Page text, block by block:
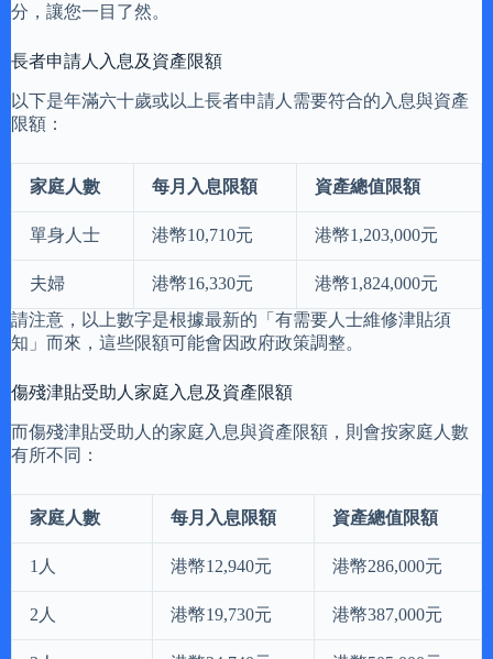
分，讓您一目了然。
長者申請人入息及資產限額
以下是年滿六十歲或以上長者申請人需要符合的入息與資產
限額：
家庭人數 每月入息限額 資產總值限額
單身人士 港幣10,710元 港幣1,203,000元
夫婦 港幣16,330元
港幣1,824,000元
請注意，以上數字是根據最新的「有需要人士維修津貼須
知」而來，這些限額可能會因政府政策調整。
傷殘津貼受助人家庭入息及資產限額
而傷殘津貼受助人的家庭入息與資產限額，則會按家庭人數
有所不同：
家庭人數 每月入息限額 資產總值限額
1人 港幣12,940元 港幣286,000元
2人 港幣19,730元 港幣387,000元